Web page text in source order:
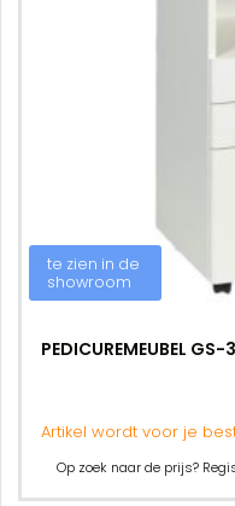
te zien in de
showroom
PEDICUREMEUBEL GS-
Artikel wordt voor je
Op zoek naar de prijs?